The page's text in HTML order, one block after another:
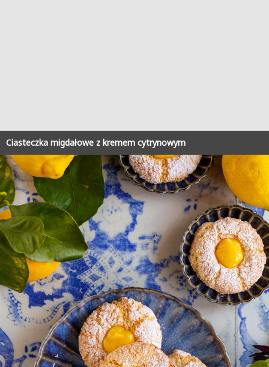
Ciasteczka migdałowe z kremem cytrynowym